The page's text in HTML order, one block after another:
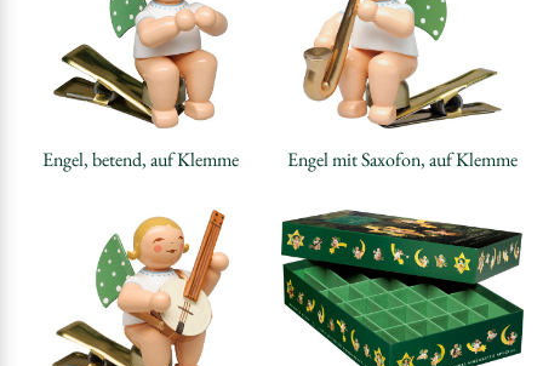
Engel, betend, auf Klemme Engel mit Saxofon, auf Klemme